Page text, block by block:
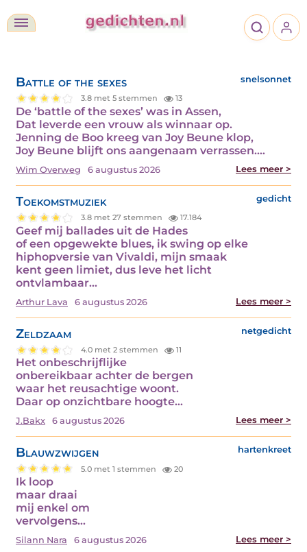
Battle of the sexes snelsonnet
3.8 met 5 stemmen 13
De ‘battle of the sexes’ was in Assen,
Dat leverde een vrouw als winnaar op.
Jenning de Boo kreeg van Joy Beune klop,
Joy Beune blijft ons aangenaam verrassen.…
Wim Overweg 6 augustus 2026 Lees meer >
Toekomstmuziek gedicht
3.8 met 27 stemmen 17.184
Geef mij ballades uit de Hades
of een opgewekte blues, ik swing op elke
hiphopversie van Vivaldi, mijn smaak
kent geen limiet, dus leve het licht
ontvlambaar…
Arthur Lava 6 augustus 2026 Lees meer >
Zeldzaam netgedicht
4.0 met 2 stemmen 11
Het onbeschrijflijke
onbereikbaar achter de bergen
waar het reusachtige woont.
Daar op onzichtbare hoogte…
J.Bakx 6 augustus 2026 Lees meer >
Blauwzwijgen hartenkreet
5.0 met 1 stemmen 20
Ik loop
maar draai
mij enkel om
vervolgens…
Silann Nara 6 augustus 2026 Lees meer >